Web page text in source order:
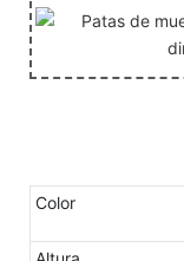
Color